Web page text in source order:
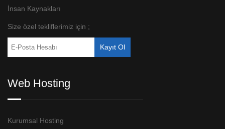
İnsan Kaynakları
Size özel tekliflerimiz için ;
Web Hosting
Kurumsal Hosting